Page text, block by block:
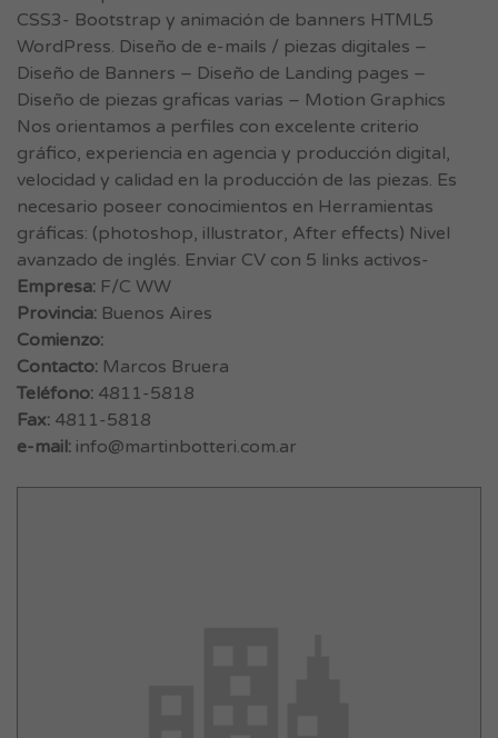
CSS3- Bootstrap y animación de banners HTML5
WordPress. Diseño de e-mails / piezas digitales –
Diseño de Banners – Diseño de Landing pages –
Diseño de piezas graficas varias – Motion Graphics
Nos orientamos a perfiles con excelente criterio
gráfico, experiencia en agencia y producción digital,
velocidad y calidad en la producción de las piezas. Es
necesario poseer conocimientos en Herramientas
gráficas: (photoshop, illustrator, After effects) Nivel
avanzado de inglés. Enviar CV con 5 links activos-
Empresa: F/C WW
Provincia: Buenos Aires
Comienzo:
Contacto: Marcos Bruera
Teléfono: 4811-5818
Fax: 4811-5818
e-mail: info@martinbotteri.com.ar